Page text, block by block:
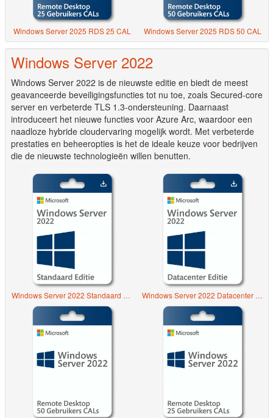
Windows Server 2025 RDS 25 CAL Windows Server 2025 RDS 50 CAL
Windows Server 2022
Windows Server 2022 is de nieuwste editie en biedt de meest
geavanceerde beveiligingsfuncties tot nu toe, zoals Secured-core
server en verbeterde TLS 1.3-ondersteuning. Daarnaast
introduceert het nieuwe functies voor Azure Arc, waardoor een
naadloze hybride cloudervaring mogelijk wordt. Met verbeterde
prestaties en beheeropties is het de ideale keuze voor bedrijven
die de nieuwste technologieën willen benutten.
Windows Server 2022 Standaard Editie Windows Server 2022 Datacenter Editie